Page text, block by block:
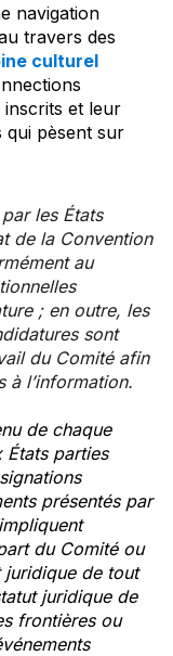
navigation
travers des
culturel
inscrits et leur
qui pèsent sur
les États
de la Convention
au
; en outre, les
sont
du Comité afin
à l’information.
de chaque
États parties
présentés par
du Comité ou
juridique de tout
juridique de
frontières ou